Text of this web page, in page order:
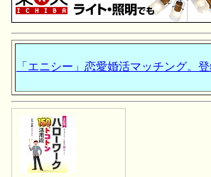
「エニシー」恋愛婚活マッチング。